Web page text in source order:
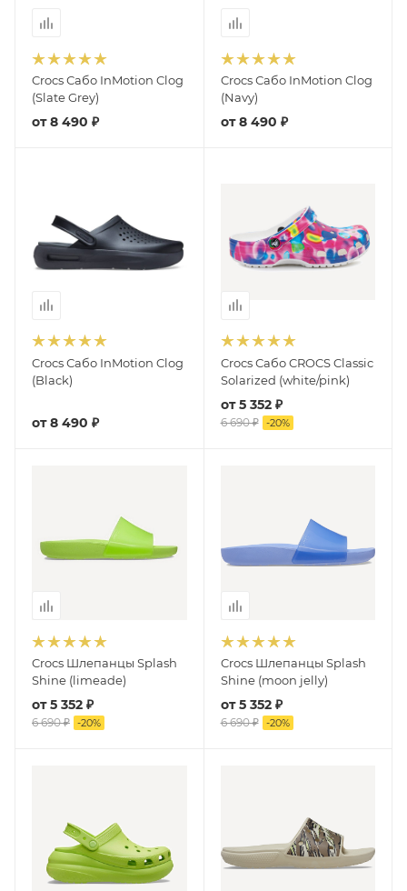
Crocs Сабо InMotion Clog
(Slate Grey)
от8 490 ₽
Crocs Сабо InMotion Clog
(Navy)
от8 490 ₽
Crocs Сабо InMotion Clog
(Black)
от8 490 ₽
Crocs Сабо CROCS Classic
Solarized (white/pink)
от5 352 ₽
6 690 ₽ -20%
Crocs Шлепанцы Splash
Shine (limeade)
от5 352 ₽
6 690 ₽ -20%
Crocs Шлепанцы Splash
Shine (moon jelly)
от5 352 ₽
6 690 ₽ -20%